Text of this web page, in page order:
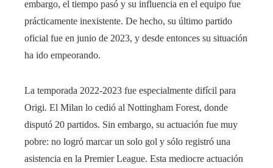
embargo, el tiempo pasó y su influencia en el equipo fue
prácticamente inexistente. De hecho, su último partido
oficial fue en junio de 2023, y desde entonces su situación
ha ido empeorando.
La temporada 2022-2023 fue especialmente difícil para
Origi. El Milan lo cedió al Nottingham Forest, donde
disputó 20 partidos. Sin embargo, su actuación fue muy
pobre: ​​no logró marcar un solo gol y sólo registró una
asistencia en la Premier League. Esta mediocre actuación